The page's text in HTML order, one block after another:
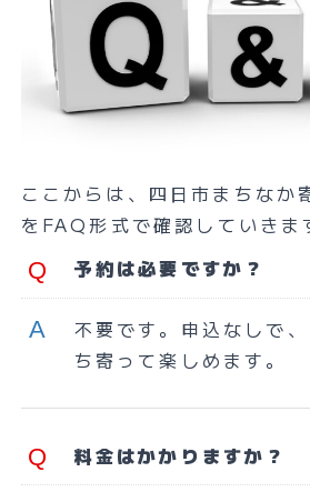
ここからは、四日市まちなか
をFAQ形式で確認していきま
予約は必要ですか？
不要です。申込なしで
ち寄って楽しめます。
料金はかかりますか？